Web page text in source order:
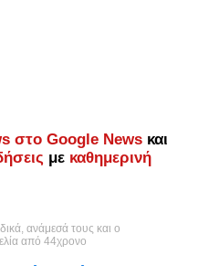
στο Google News και
με καθημερινή
ανάμεσά τους και ο
από 44χρονο